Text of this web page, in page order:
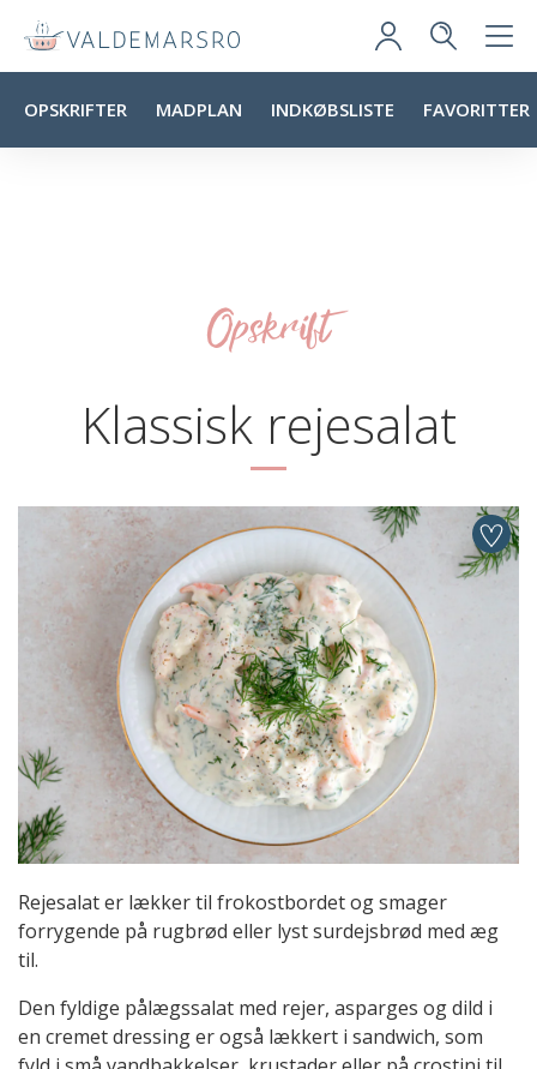
OPSKRIFTER MADPLAN INDKØBSLISTE FAVORITTER
Opskrift
Klassisk rejesalat
Rejesalat er lækker til frokostbordet og smager
forrygende på rugbrød eller lyst surdejsbrød med æg
til.
Den fyldige pålægssalat med rejer, asparges og dild i
en cremet dressing er også lækkert i sandwich, som